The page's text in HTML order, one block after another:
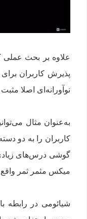
علاوه بر بحث
پذیرش کاربران
نوآورانه‌ای اصلا
به‌عنوان مثال
کاربران را به دو
گوشی درس‌های
میکس مثمر ثمر واقع شد. چیزی که در سال 2016
شیائومی در رابطه